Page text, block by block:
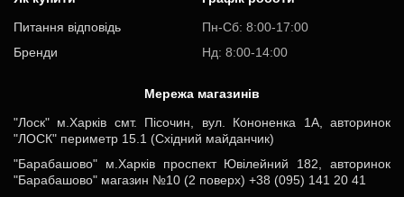
Питання відповідь
Бренди
Пн-Cб: 8:00-17:00
Нд: 8:00-14:00
Мережа магазинів
"Лоск" м.Харків смт. Пісочин, вул. Кононенка 1А, авторинок
"ЛОСК" периметр 15.1 (Східний майданчик)
"Барабашово" м.Харків проспект Ювілейний 182, авторинок
"Барабашово" магазин №10 (2 поверх) +38 (095) 141 20 41